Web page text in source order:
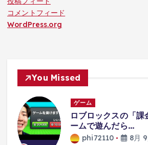
コメントフィード
WordPress.org
You Missed
るゲ
3
このゲーム怖い
phi72110
7 views